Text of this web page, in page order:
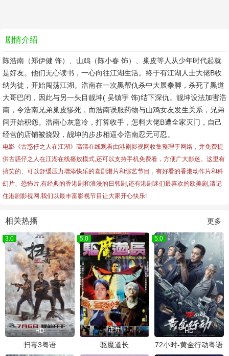
剧情介绍
陈浩南（郑伊健 饰）、山鸡（陈小春 饰）、巢皮等人从少年时代起就
是好友。他们无心读书，一心向往江湖生活。终于有江湖人士大佬B收
纳为徒，开始闯荡江湖。浩南在一次黑帮仇杀中大展拳脚，杀死了黑道
大哥巴闭，因此与另一头目靓坤( 吴镇宇 饰)结下深仇。靓坤设法加害浩
南，令浩南兄弟巢皮惨死，而浩南误服药物与山鸡女友发生关系，兄弟
间开始积怨。浩南心灰意冷，打算收手，怎料大佬B遭全家灭门，自己
经营的店铺被烧毁，靓坤的步步相逼令浩南忍无可忍。
电影《古惑仔之人在江湖》高清在线观看由港剧影视网收集整理于网络，并免费提
供古惑仔之人在江湖在线播放模式,还可以支持手机免费看，方便广大影迷。这里有
搞笑的、可以舒缓压力增添快乐的喜剧港片和综艺节目，有好看的香港动作片和科
幻片、恐怖片,有经典的香港剧和浪漫的日韩剧,还有港剧迷们最喜欢的欧美剧,请记
住港剧影视网,我们以最丰富影视节目让大家开心快乐!
相关热播 更多
3.0
HD
扫毒3粤语
5.0
正片
驱魔道长
5.0
HD
72小时-黄金行动粤语